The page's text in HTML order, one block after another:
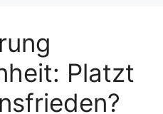
Platzt